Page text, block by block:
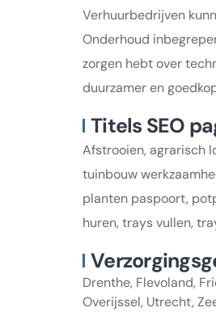
Verhuurbedrijven
Onderhoud
zorgen hebt over
duurzamer en
Titels SEO
Afstrooien, agrarisch
tuinbouw
planten paspoort,
huren, trays vullen,
Drenthe, Flevoland,
Overijssel, Utrecht,